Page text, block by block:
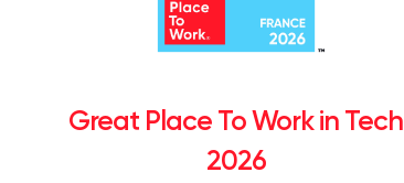
Great Place To Work in Tech
2026